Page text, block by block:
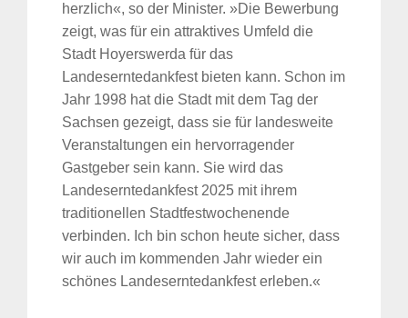
herzlich«, so der Minister. »Die Bewerbung
zeigt, was für ein attraktives Umfeld die
Stadt Hoyerswerda für das
Landeserntedankfest bieten kann. Schon im
Jahr 1998 hat die Stadt mit dem Tag der
Sachsen gezeigt, dass sie für landesweite
Veranstaltungen ein hervorragender
Gastgeber sein kann. Sie wird das
Landeserntedankfest 2025 mit ihrem
traditionellen Stadtfestwochenende
verbinden. Ich bin schon heute sicher, dass
wir auch im kommenden Jahr wieder ein
schönes Landeserntedankfest erleben.«